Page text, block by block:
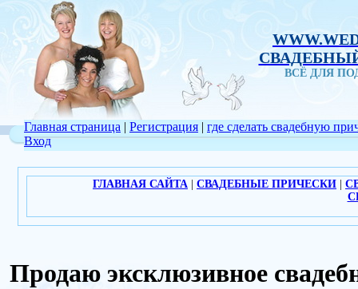
ВСЁ ДЛЯ
Главная страница | Регистрация |
Вход
где сделать свадебную
ГЛАВНАЯ САЙТА СВАДЕБНЫЕ ПРИЧЕСКИ
Продаю эксклюзивное